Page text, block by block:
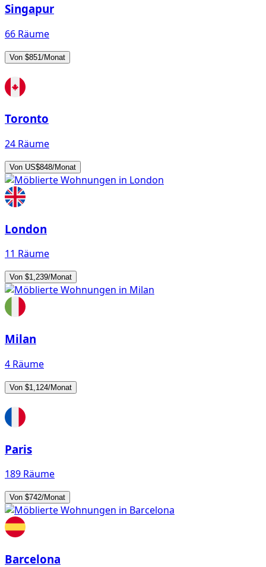
Singapur
66 Räume
Von $851/Monat
Toronto
24 Räume
Von US$848/Monat
London
11 Räume
Von $1,239/Monat
Milan
4 Räume
Von $1,124/Monat
Paris
189 Räume
Von $742/Monat
Barcelona